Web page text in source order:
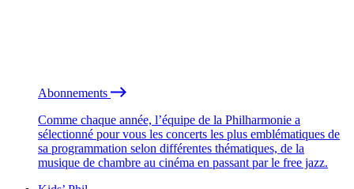
Abonnements
Comme chaque année, l’équipe de la Philharmonie a
sélectionné pour vous les concerts les plus emblématiques de
sa programmation selon différentes thématiques, de la
musique de chambre au cinéma en passant par le free jazz.